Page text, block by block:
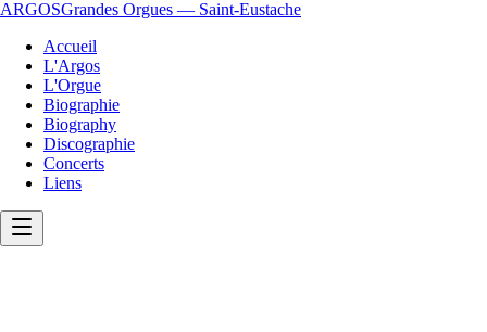
ARGOSGrandes Orgues — Saint-Eustache
Accueil
L'Argos
L'Orgue
Biographie
Biography
Discographie
Concerts
Liens